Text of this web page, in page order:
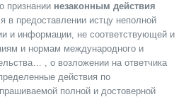
признании незаконным действия
в предоставлении истцу неполной
и информации, не соответствующей и
и нормам международного и
, о возложении на ответчика
действия по
полной и достоверной